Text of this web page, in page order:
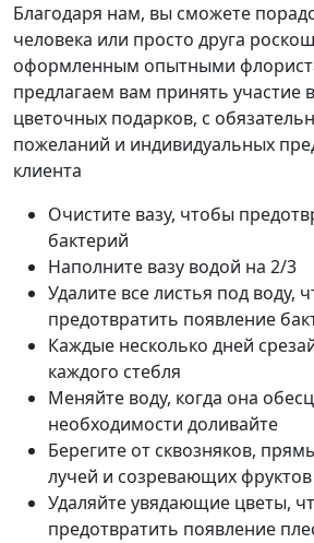
Благодаря нам, вы сможете
человека или просто друга
оформленным опытными
предлагаем вам принять участие
цветочных подарков, с
пожеланий и индивидуальных
клиента
Очистите вазу, чтобы
бактерий
Наполните вазу водой на 2/3
Удалите все листья под воду,
предотвратить появление
Каждые несколько дней
каждого стебля
Меняйте воду, когда она
необходимости доливайте
Берегите от сквозняков,
лучей и созревающих фруктов
Удаляйте увядающие цветы,
предотвратить появление